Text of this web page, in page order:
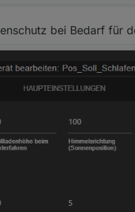
bei Bedarf für